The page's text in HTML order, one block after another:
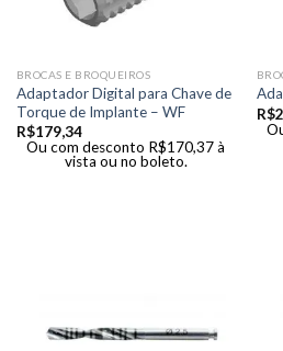
BROCAS E BROQUEIROS
Adaptador Digital para Chave de
Torque de Implante – WF
R$179,34
Ou com desconto R$170,37à
vista ou no boleto.
R$